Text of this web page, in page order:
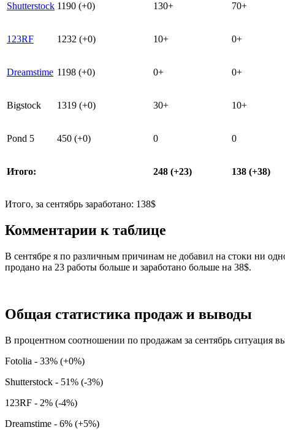
Shutterstock 1190 (+0) 130+ 70+
123RF 1232 (+0) 10+ 0+
Dreamstime 1198 (+0) 0+ 0+
Bigstock 1319 (+0) 30+ 10+
Pond 5 450 (+0) 0 0
Итого: 248 (+23) 138 (+38)
Итого, за сентябрь заработано: 138$
Комментарии к таблице
В сентябре я по различным причинам не добавил на стоки ни
продано на 23 работы больше и заработано больше на 38$.
Общая статистика продаж и выводы
В процентном соотношении по продажам за сентябрь ситуация
Fotolia - 33% (+0%)
Shutterstock - 51% (-3%)
123RF - 2% (-4%)
Dreamstime - 6% (+5%)